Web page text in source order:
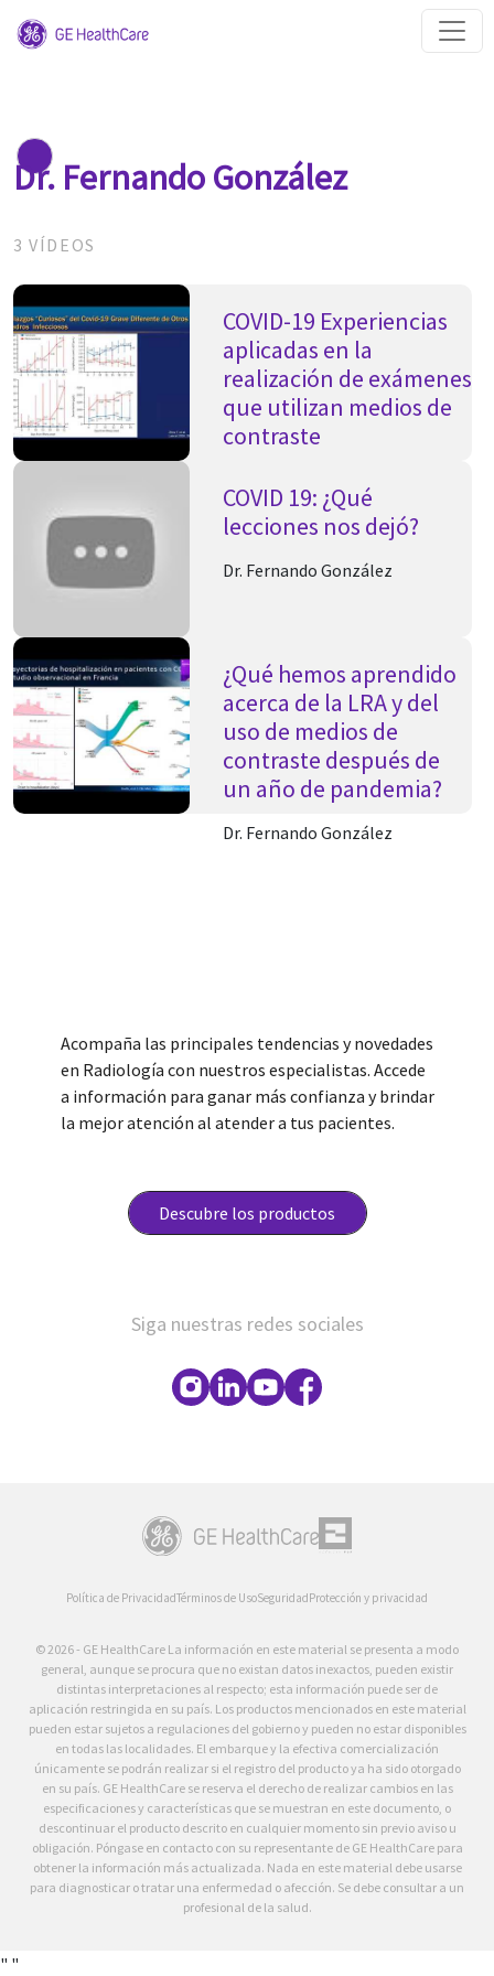
Dr. Fernando González
3 VÍDEOS
COVID-19 Experiencias
aplicadas en la
realización de exámenes
que utilizan medios de
contraste
COVID 19: ¿Qué
lecciones nos dejó?
Dr. Fernando González
¿Qué hemos aprendido
acerca de la LRA y del
uso de medios de
contraste después de
un año de pandemia?
Dr. Fernando González
Acompaña las principales tendencias y novedades
en Radiología con nuestros especialistas. Accede
a información para ganar más confianza y brindar
la mejor atención al atender a tus pacientes.
Descubre los productos
Siga nuestras redes sociales
Política de PrivacidadTérminos de UsoSeguridadProtección y privacidad
© 2026 - GE HealthCare La información en este material se presenta a modo
general, aunque se procura que no existan datos inexactos, pueden existir
distintas interpretaciones al respecto; esta información puede ser de
aplicación restringida en su país. Los productos mencionados en este material
pueden estar sujetos a regulaciones del gobierno y pueden no estar disponibles
en todas las localidades. El embarque y la efectiva comercialización
únicamente se podrán realizar si el registro del producto ya ha sido otorgado
en su país. GE HealthCare se reserva el derecho de realizar cambios en las
especificaciones y características que se muestran en este documento, o
descontinuar el producto descrito en cualquier momento sin previo aviso u
obligación. Póngase en contacto con su representante de GE HealthCare para
obtener la información más actualizada. Nada en este material debe usarse
para diagnosticar o tratar una enfermedad o afección. Se debe consultar a un
profesional de la salud.
" "